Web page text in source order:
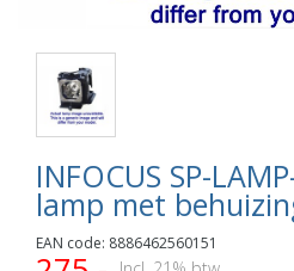
INFOCUS SP-
lamp met
EAN code: 8886462560151